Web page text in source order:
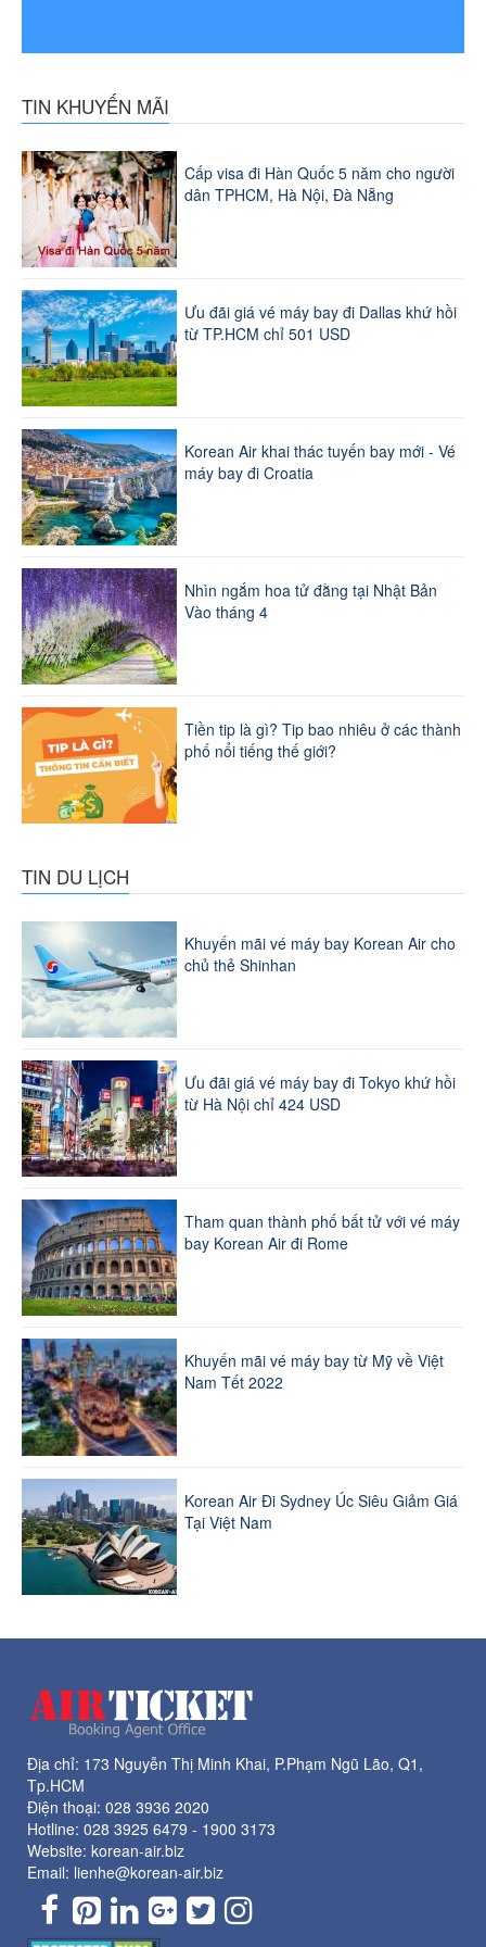
TIN KHUYẾN MÃI
Cấp visa đi Hàn Quốc 5 năm cho người
dân TPHCM, Hà Nội, Đà Nẵng
Ưu đãi giá vé máy bay đi Dallas khứ hồi
từ TP.HCM chỉ 501 USD
Korean Air khai thác tuyến bay mới - Vé
máy bay đi Croatia
Nhìn ngắm hoa tử đằng tại Nhật Bản
Vào tháng 4
Tiền tip là gì? Tip bao nhiêu ở các thành
phố nổi tiếng thế giới?
TIN DU LỊCH
Khuyến mãi vé máy bay Korean Air cho
chủ thẻ Shinhan
Ưu đãi giá vé máy bay đi Tokyo khứ hồi
từ Hà Nội chỉ 424 USD
Tham quan thành phố bất tử với vé máy
bay Korean Air đi Rome
Khuyến mãi vé máy bay từ Mỹ về Việt
Nam Tết 2022
Korean Air Đi Sydney Úc Siêu Giảm Giá
Tại Việt Nam
Địa chỉ: 173 Nguyễn Thị Minh Khai, P.Phạm Ngũ Lão, Q1,
Tp.HCM
Điện thoại: 028 3936 2020
Hotline: 028 3925 6479 - 1900 3173
Website: korean-air.biz
Email: lienhe@korean-air.biz